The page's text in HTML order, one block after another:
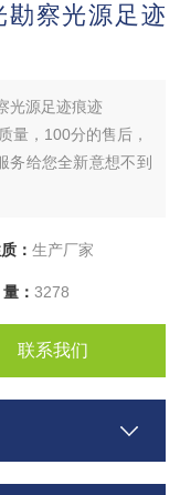
勘察光源足迹
光源足迹痕迹
量，100分的售后，
务给您全新意想不到
： 生产厂家
： 3278
联系我们